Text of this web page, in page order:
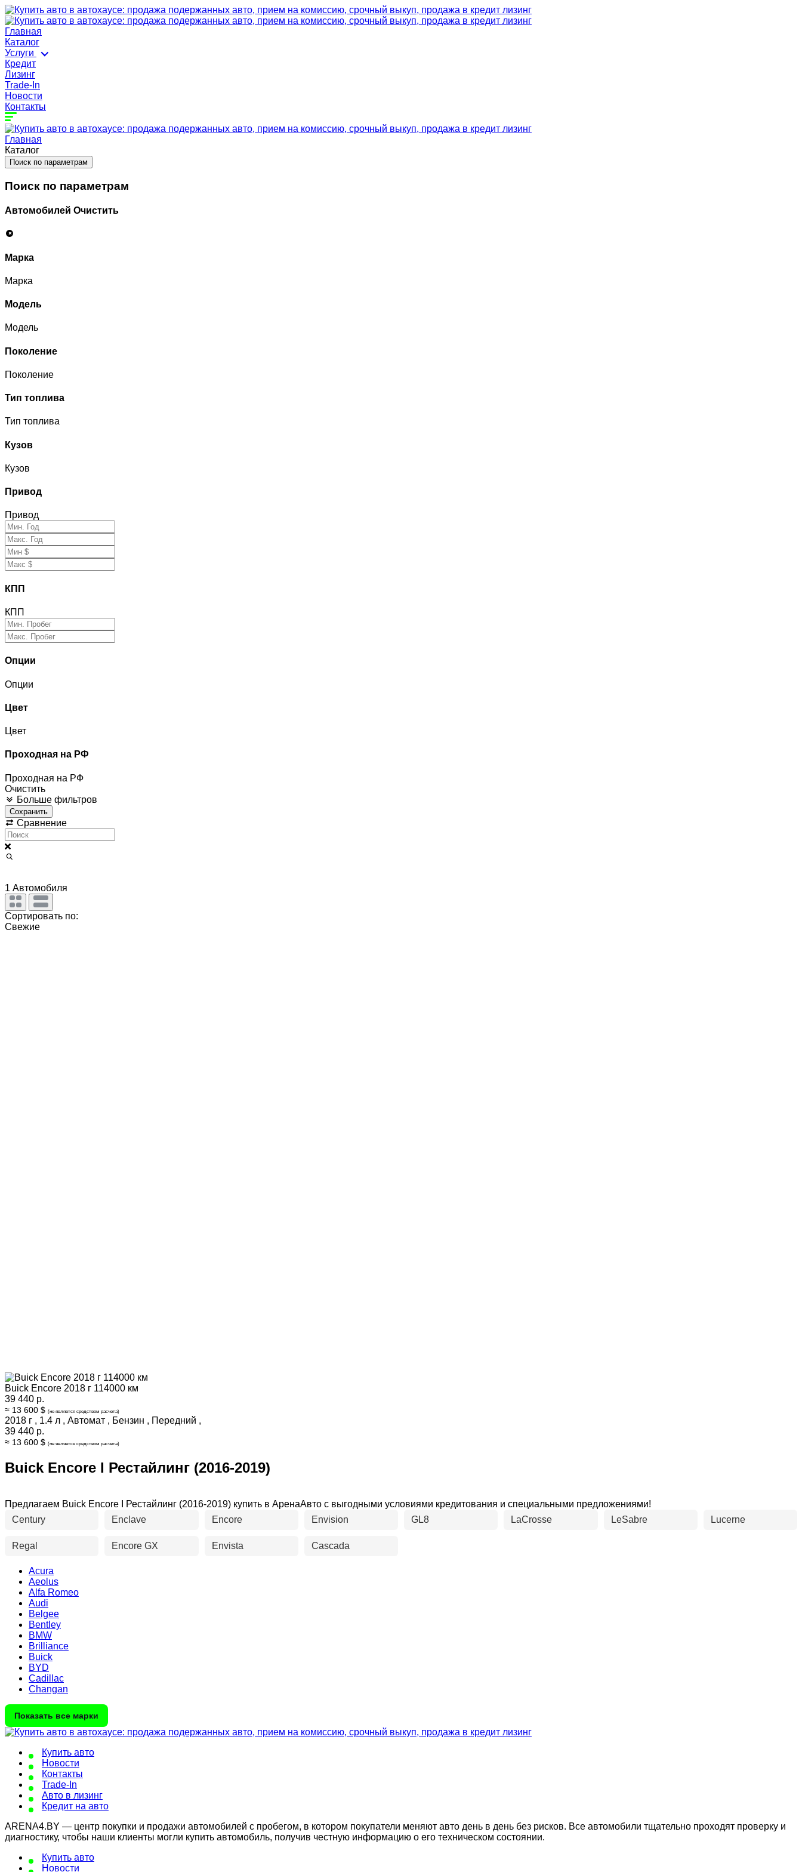
Главная
Каталог
Услуги
Кредит
Лизинг
Trade-In
Новости
Контакты
Главная
Каталог
Поиск по параметрам
Поиск по параметрам
Автомобилей Очистить
Марка
Марка
Модель
Модель
Поколение
Поколение
Тип топлива
Тип топлива
Кузов
Кузов
Привод
Привод
КПП
КПП
Опции
Опции
Цвет
Цвет
Проходная на РФ
Проходная на РФ
Очистить
Больше фильтров
Сохранить
Сравнение
1 Автомобиля
Сортировать по:
Свежие
Buick Encore 2018 г 114000 км
39 440 р.
≈ 13 600 $ (не является средством расчета)
2018 г , 1.4 л , Автомат , Бензин , Передний ,
39 440 р.
≈ 13 600 $ (не является средством расчета)
Buick Encore I Рестайлинг (2016-2019)
Предлагаем Buick Encore I Рестайлинг (2016-2019) купить в АренаАвто с выгодными условиями кредитования и специальными предложениями!
Century
Enclave Encore Envision GL8 LaCrosse LeSabre Lucerne
Regal Encore GX Envista Cascada
Acura
Aeolus
Alfa Romeo
Audi
Belgee
Bentley
BMW
Brilliance
Buick
BYD
Cadillac
Changan
Показать все марки
Купить авто
Новости
Контакты
Trade-In
Авто в лизинг
Кредит на авто
ARENA4.BY — центр покупки и продажи автомобилей с пробегом, в котором покупатели меняют авто день в день без рисков. Все автомобили тщательно проходят проверку и
диагностику, чтобы наши клиенты могли купить автомобиль, получив честную информацию о его техническом состоянии.
Купить авто
Новости